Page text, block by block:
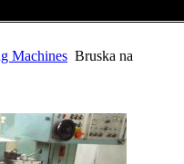
Machines Bruska na